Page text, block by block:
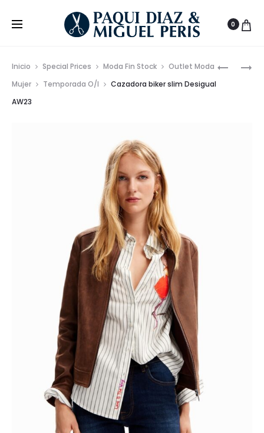
0
VESTIDO
Inicio Special Prices Moda Fin Stock
Outlet Moda
Mujer
Temporada O/I
Cazadora biker slim Desigual
AW23